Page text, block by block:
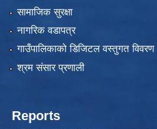
सामाजिक सुरक्षा
नागरिक वडापत्र
गाउँपालिकाको डिजिटल वस्तुगत विवरण
श्रम संसार प्रणाली
Reports